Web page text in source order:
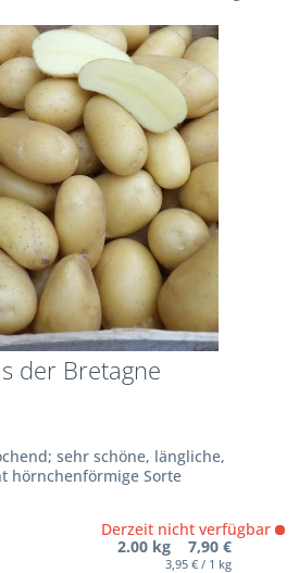
der Bretagne
sehr schöne, längliche,
hörnchenförmige Sorte
Derzeit nicht verfügbar
2.00 kg 7,90 €
3,95 € / 1 kg